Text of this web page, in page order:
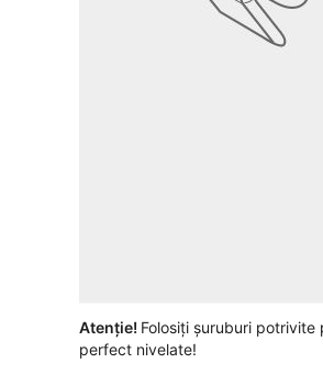
Atenție! Folosiți șuruburi
perfect nivelate!